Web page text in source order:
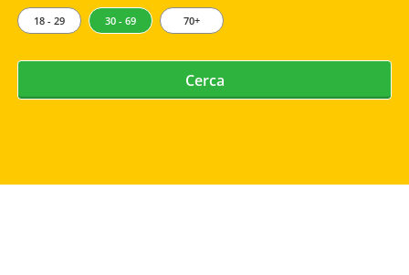
18 - 29 30 - 69 70+
Cerca